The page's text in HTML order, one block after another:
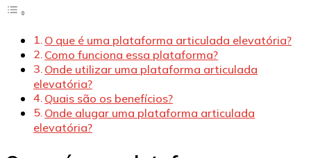
O que é uma plataforma articulada elevatória?
Como funciona essa plataforma?
Onde utilizar uma plataforma articulada
elevatória?
Quais são os benefícios?
Onde alugar uma plataforma articulada
elevatória?